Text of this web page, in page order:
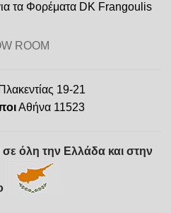
τα Φορέματα DK Frangoulis
ROOM
19-21
Αθήνα 11523
όλη την Ελλάδα και στην